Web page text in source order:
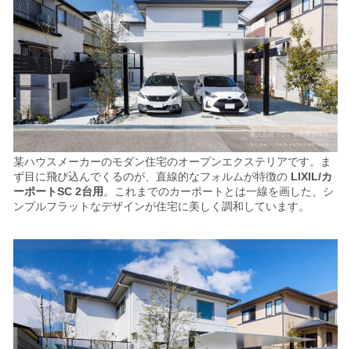
某ハウスメーカーのモダン住宅のオープンエクステリアです。ま
ず目に飛び込んでくるのが、直線的なフォルムが特徴の LIXIL/カ
ーポートSC 2台用 。これまでのカーポートとは一線を画した、 シ
ンプルフラットなデザインが住宅に美しく調和しています。